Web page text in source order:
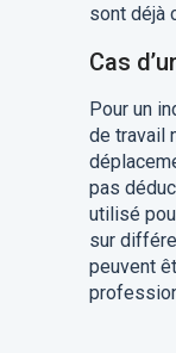
sont déjà
Cas
Pour un
de travail
pas
utilisé
sur
peuvent